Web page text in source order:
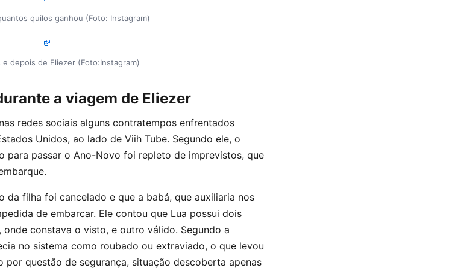
quilos ganhou (Foto: Instagram)
e depois de Eliezer (Foto:Instagram)
a viagem de Eliezer
redes sociais alguns contratempos enfrentados
Unidos, ao lado de Viih Tube. Segundo ele, o
para passar o Ano-Novo foi repleto de imprevistos, que
da filha foi cancelado e que a babá, que auxiliaria nos
de embarcar. Ele contou que Lua possui dois
constava o visto, e outro válido. Segundo a
no sistema como roubado ou extraviado, o que levou
questão de segurança, situação descoberta apenas